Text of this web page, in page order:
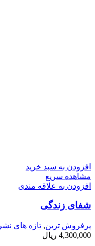
افزودن به سبد خرید
مشاهده سریع
افزودن به علاقه مندی
شفای زندگی
پرفروش ترین, تازه های نشر
4,300,000 ریال